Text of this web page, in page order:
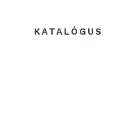
KATALÓGUS